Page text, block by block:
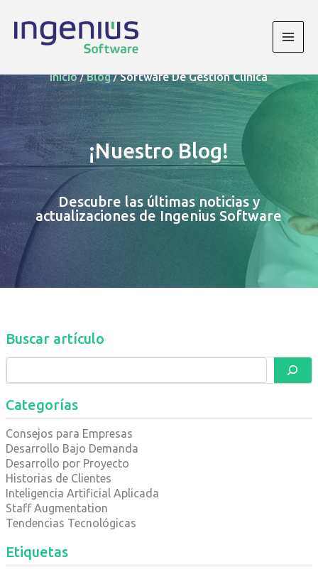
contenido
Main
Inicio/Blog/Software De Gestión Clínica
¡Nuestro Blog!
Descubre las últimas noticias y
actualizaciones de Ingenius Software
Buscar artículo
Categorías
Consejos para Empresas
Desarrollo Bajo Demanda
Desarrollo por Proyecto
Historias de Clientes
Inteligencia Artificial Aplicada
Staff Augmentation
Tendencias Tecnológicas
Etiquetas